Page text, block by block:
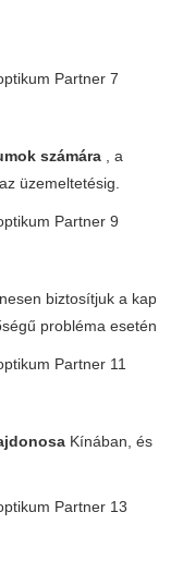
számára, a
üzemeltetésig.
biztosítjuk a
probléma esetén.
Kínában, és